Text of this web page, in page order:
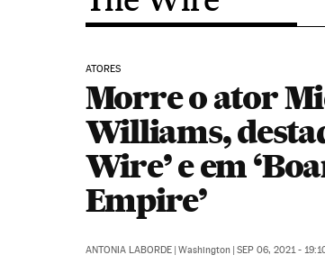
ATORES
Morre o ator
Williams,
Wire’ e em
Empire’
ANTONIA LABORDE | Washington | SEP 06, 2021 -